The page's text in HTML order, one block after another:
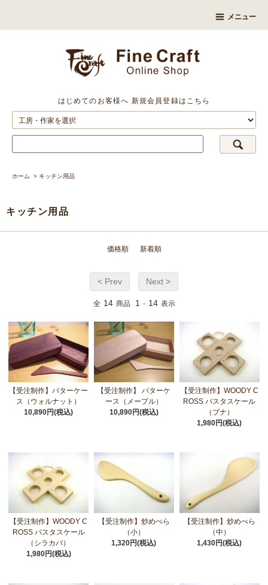
メニュー
はじめてのお客様へ 新規会員登録はこちら
ホーム > キッチン用品
キッチン用品
価格順 新着順
< Prev Next >
全 14 商品 1 - 14 表示
【受注制作】バターケー
ス（ウォルナット）
10,890円(税込)
【受注制作】 バターケ
ース（メープル）
10,890円(税込)
【受注制作】WOODY C
ROSS パスタスケール
（ブナ）
1,980円(税込)
【受注制作】WOODY C
ROSS パスタスケール
（シラカバ）
1,980円(税込)
【受注制作】炒めべら
（小）
1,320円(税込)
【受注制作】炒めべら
（中）
1,430円(税込)